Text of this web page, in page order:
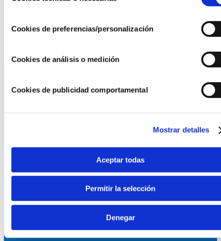
Cookies de preferencias/personalización
Cookies de análisis o medición
Cookies de publicidad comportamental
Mostrar detalles
Aceptar todas
Permitir la selección
Denegar
desde la etapa escolar.
Aquí puedes acceder a la grabación completa y a las
imágenes de la Jornada
Canal ético
Servicios
Formación y eventos
Convocatoria de Fundaciones